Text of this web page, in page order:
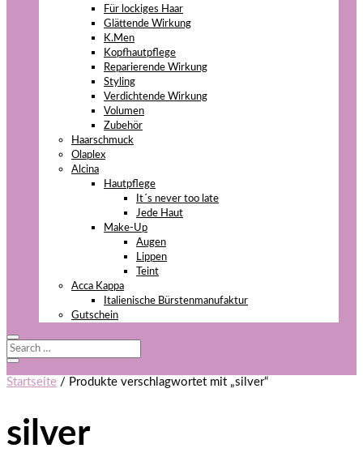
Für lockiges Haar
Glättende Wirkung
K.Men
Kopfhautpflege
Reparierende Wirkung
Styling
Verdichtende Wirkung
Volumen
Zubehör
Haarschmuck
Olaplex
Alcina
Hautpflege
It´s never too late
Jede Haut
Make-Up
Augen
Lippen
Teint
Acca Kappa
Italienische Bürstenmanufaktur
Gutschein
Startseite / Produkte verschlagwortet mit „silver“
silver